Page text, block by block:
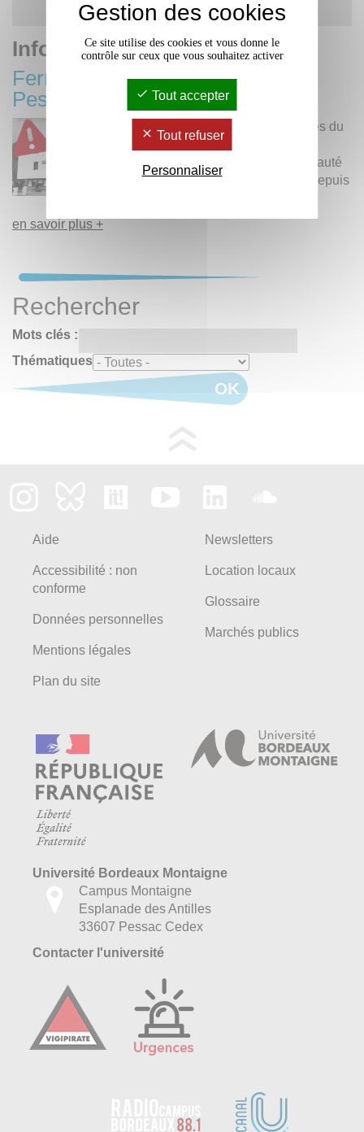
campus.
Informations importantes
Fermeture partielle du site de
Pessac à partir du 9 avril 2024
Consulter les messages du
président Lionel Larré
adressés à la communauté
Bordeaux Montaigne depuis
en savoir plus +
Rechercher
Mots clés :
Thématiques
OK
Aide
Accessibilité : non
conforme
Données personnelles
Mentions légales
Plan du site
Newsletters
Location locaux
Glossaire
Marchés publics
Université Bordeaux Montaigne
Campus Montaigne
Esplanade des Antilles
33607 Pessac Cedex
Contacter l'université
Gestion des cookies
Ce site utilise des cookies et vous donne le
contrôle sur ceux que vous souhaitez activer
Tout accepter
Tout refuser
Personnaliser